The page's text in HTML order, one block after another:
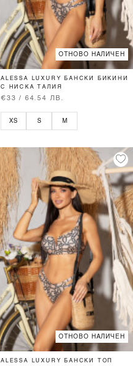
ОТНОВО НАЛИЧЕН
ALESSA LUXURY БАНСКИ БИКИНИ
С НИСКА ТАЛИЯ
€33 / 64.54 ЛВ.
XS S M
ОТНОВО НАЛИЧЕН
ALESSA LUXURY БАНСКИ ТОП